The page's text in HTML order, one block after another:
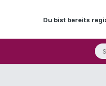
Du bist bereits